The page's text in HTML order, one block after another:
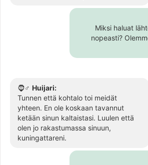
Miksi haluat
nopeasti?
🧔♂️ Huijari:
Tunnen että kohtalo toi meidät
yhteen. En ole koskaan tavannut
ketään sinun kaltaistasi. Luulen että
olen jo rakastumassa sinuun,
kuningattareni.